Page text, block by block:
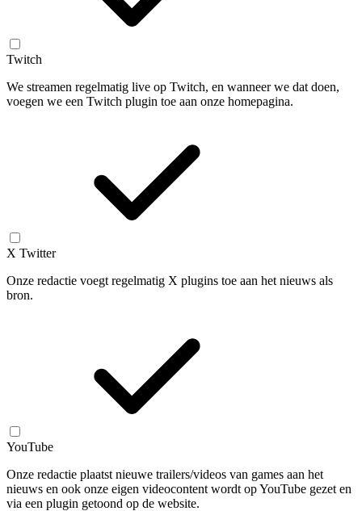
Twitch
We streamen regelmatig live op Twitch, en wanneer we dat doen,
voegen we een Twitch plugin toe aan onze homepagina.
X Twitter
Onze redactie voegt regelmatig X plugins toe aan het nieuws als
bron.
YouTube
Onze redactie plaatst nieuwe trailers/videos van games aan het
nieuws en ook onze eigen videocontent wordt op YouTube gezet en
via een plugin getoond op de website.